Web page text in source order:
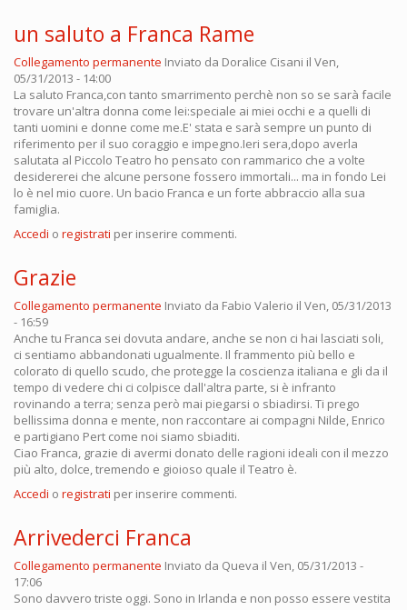
un saluto a Franca Rame
Collegamento permanente Inviato da Doralice Cisani il Ven,
05/31/2013 - 14:00
La saluto Franca,con tanto smarrimento perchè non so se sarà facile
trovare un'altra donna come lei:speciale ai miei occhi e a quelli di
tanti uomini e donne come me.E' stata e sarà sempre un punto di
riferimento per il suo coraggio e impegno.Ieri sera,dopo averla
salutata al Piccolo Teatro ho pensato con rammarico che a volte
desidererei che alcune persone fossero immortali... ma in fondo Lei
lo è nel mio cuore. Un bacio Franca e un forte abbraccio alla sua
famiglia.
Accedi o registrati per inserire commenti.
Grazie
Collegamento permanente Inviato da Fabio Valerio il Ven, 05/31/2013
- 16:59
Anche tu Franca sei dovuta andare, anche se non ci hai lasciati soli,
ci sentiamo abbandonati ugualmente. Il frammento più bello e
colorato di quello scudo, che protegge la coscienza italiana e gli da il
tempo di vedere chi ci colpisce dall'altra parte, si è infranto
rovinando a terra; senza però mai piegarsi o sbiadirsi. Ti prego
bellissima donna e mente, non raccontare ai compagni Nilde, Enrico
e partigiano Pert come noi siamo sbiaditi.
Ciao Franca, grazie di avermi donato delle ragioni ideali con il mezzo
più alto, dolce, tremendo e gioioso quale il Teatro è.
Accedi o registrati per inserire commenti.
Arrivederci Franca
Collegamento permanente Inviato da Queva il Ven, 05/31/2013 -
17:06
Sono davvero triste oggi. Sono in Irlanda e non posso essere vestita